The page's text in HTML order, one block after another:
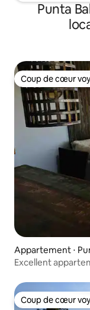
Punta
Coup de cœur
Coup de cœur
Appartement ⋅
Excellent
Coup de cœur
Coup de cœur